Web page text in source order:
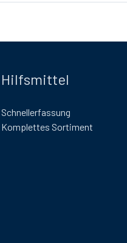
Hilfsmittel
Schnellerfassung
Komplettes Sortiment